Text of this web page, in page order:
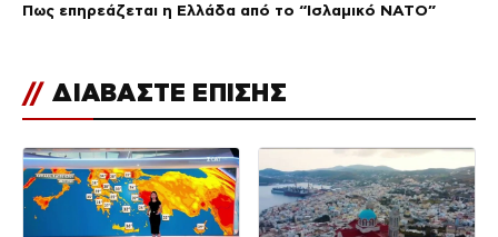
Πως επηρεάζεται η Ελλάδα από το “Ισλαμικό ΝΑΤΟ”
// ΔΙΑΒΑΣΤΕ ΕΠΙΣΗΣ